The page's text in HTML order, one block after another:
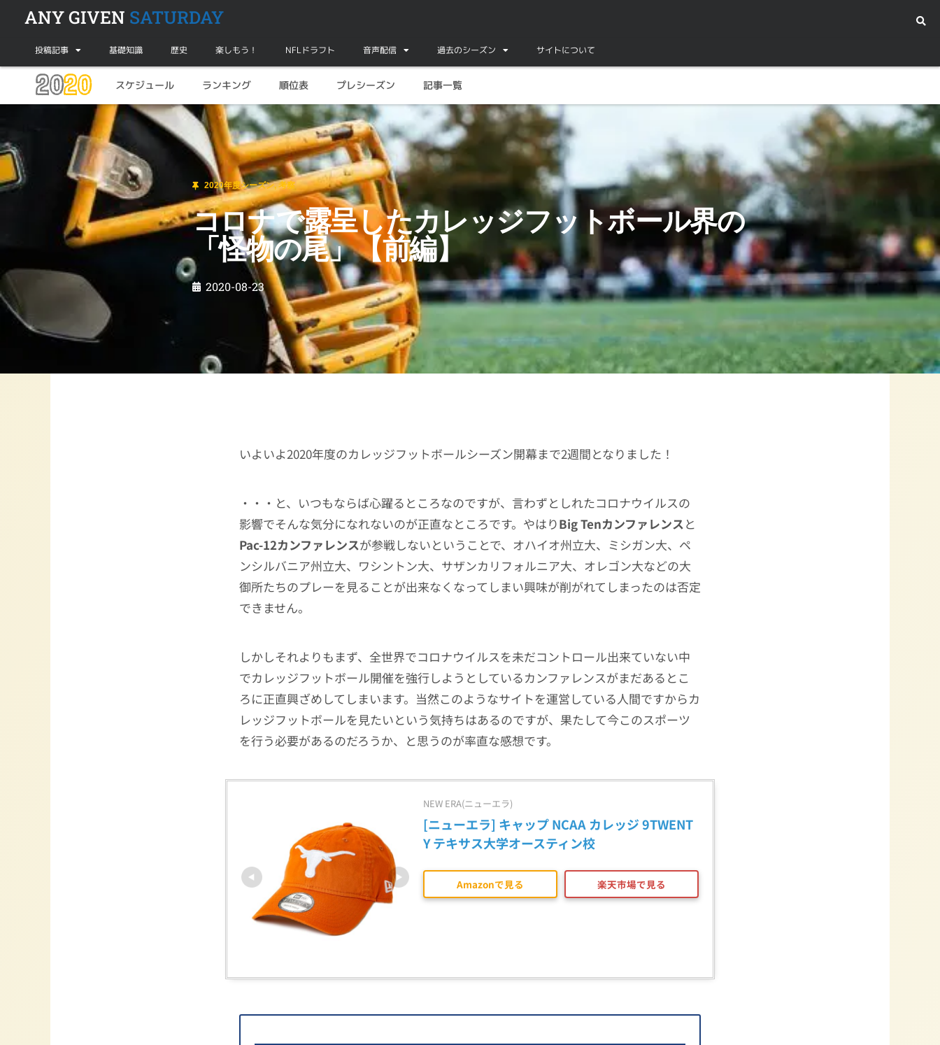
ANY GIVEN SATURDAY
投稿記事 基礎知識 歴史 楽しもう！ NFLドラフト 音声配信 過去のシーズン サイトについて
2020 スケジュール ランキング 順位表 プレシーズン 記事一覧
2020年度シーズン, 考察
コロナで露呈したカレッジフットボール界の「怪物の尾」【前編】
2020年度シーズン,考察
コロナで露呈したカレッジフットボール界の
「怪物の尾」【前編】
2020-08-23
いよいよ2020年度のカレッジフットボールシーズン開幕まで2週間となりました！
・・・と、いつもならば心躍るところなのですが、言わずとしれたコロナウイルスの
影響でそんな気分になれないのが正直なところです。やはりBig Tenカンファレンスと
Pac-12カンファレンスが参戦しないということで、オハイオ州立大、ミシガン大、ペ
ンシルバニア州立大、ワシントン大、サザンカリフォルニア大、オレゴン大などの大
御所たちのプレーを見ることが出来なくなってしまい興味が削がれてしまったのは否定
できません。
しかしそれよりもまず、全世界でコロナウイルスを未だコントロール出来ていない中
でカレッジフットボール開催を強行しようとしているカンファレンスがまだあるとこ
ろに正直興ざめしてしまいます。当然このようなサイトを運営している人間ですからカ
レッジフットボールを見たいという気持ちはあるのですが、果たして今このスポーツ
を行う必要があるのだろうか、と思うのが率直な感想です。
NEW ERA(ニューエラ)
[ニューエラ] キャップ NCAA カレッジ 9TWENT
Y テキサス大学オースティン校
Amazonで見る 楽天市場で見る